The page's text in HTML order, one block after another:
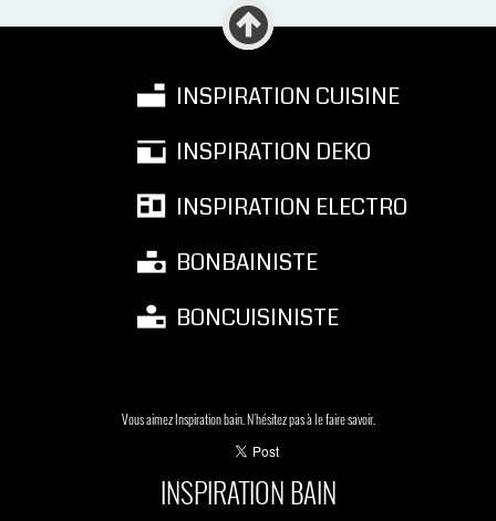
INSPIRATION CUISINE
INSPIRATION DEKO
INSPIRATION ELECTRO
BONBAINISTE
BONCUISINISTE
Vous aimez Inspiration bain. N'hésitez pas à le faire savoir.
INSPIRATION BAIN